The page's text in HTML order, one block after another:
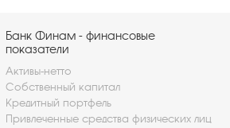
Банк Финам - финансовые
показатели
Активы-нетто
Собственный капитал
Кредитный портфель
Привлеченные средства физических лиц